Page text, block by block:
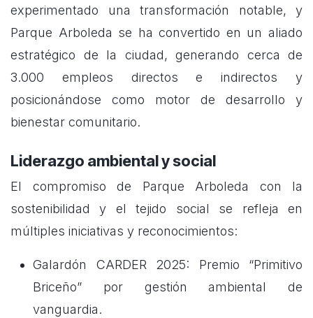
experimentado una transformación notable, y
Parque Arboleda se ha convertido en un aliado
estratégico de la ciudad, generando cerca de
3.000 empleos directos e indirectos y
posicionándose como motor de desarrollo y
bienestar comunitario.
Liderazgo ambiental y social
El compromiso de Parque Arboleda con la
sostenibilidad y el tejido social se refleja en
múltiples iniciativas y reconocimientos:
Galardón CARDER 2025: Premio “Primitivo
Briceño” por gestión ambiental de
vanguardia.